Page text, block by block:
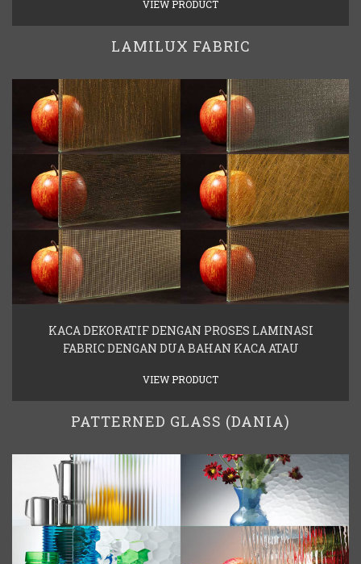
VIEW PRODUCT
LAMILUX FABRIC
KACA DEKORATIF DENGAN PROSES LAMINASI
FABRIC DENGAN DUA BAHAN KACA ATAU
VIEW PRODUCT
PATTERNED GLASS (DANIA)